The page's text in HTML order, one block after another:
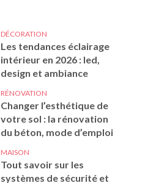
DÉCORATION
Les tendances éclairage
intérieur en 2026 : led,
design et ambiance
RÉNOVATION
Changer l’esthétique de
votre sol : la rénovation
du béton, mode d’emploi
MAISON
Tout savoir sur les
systèmes de sécurité et